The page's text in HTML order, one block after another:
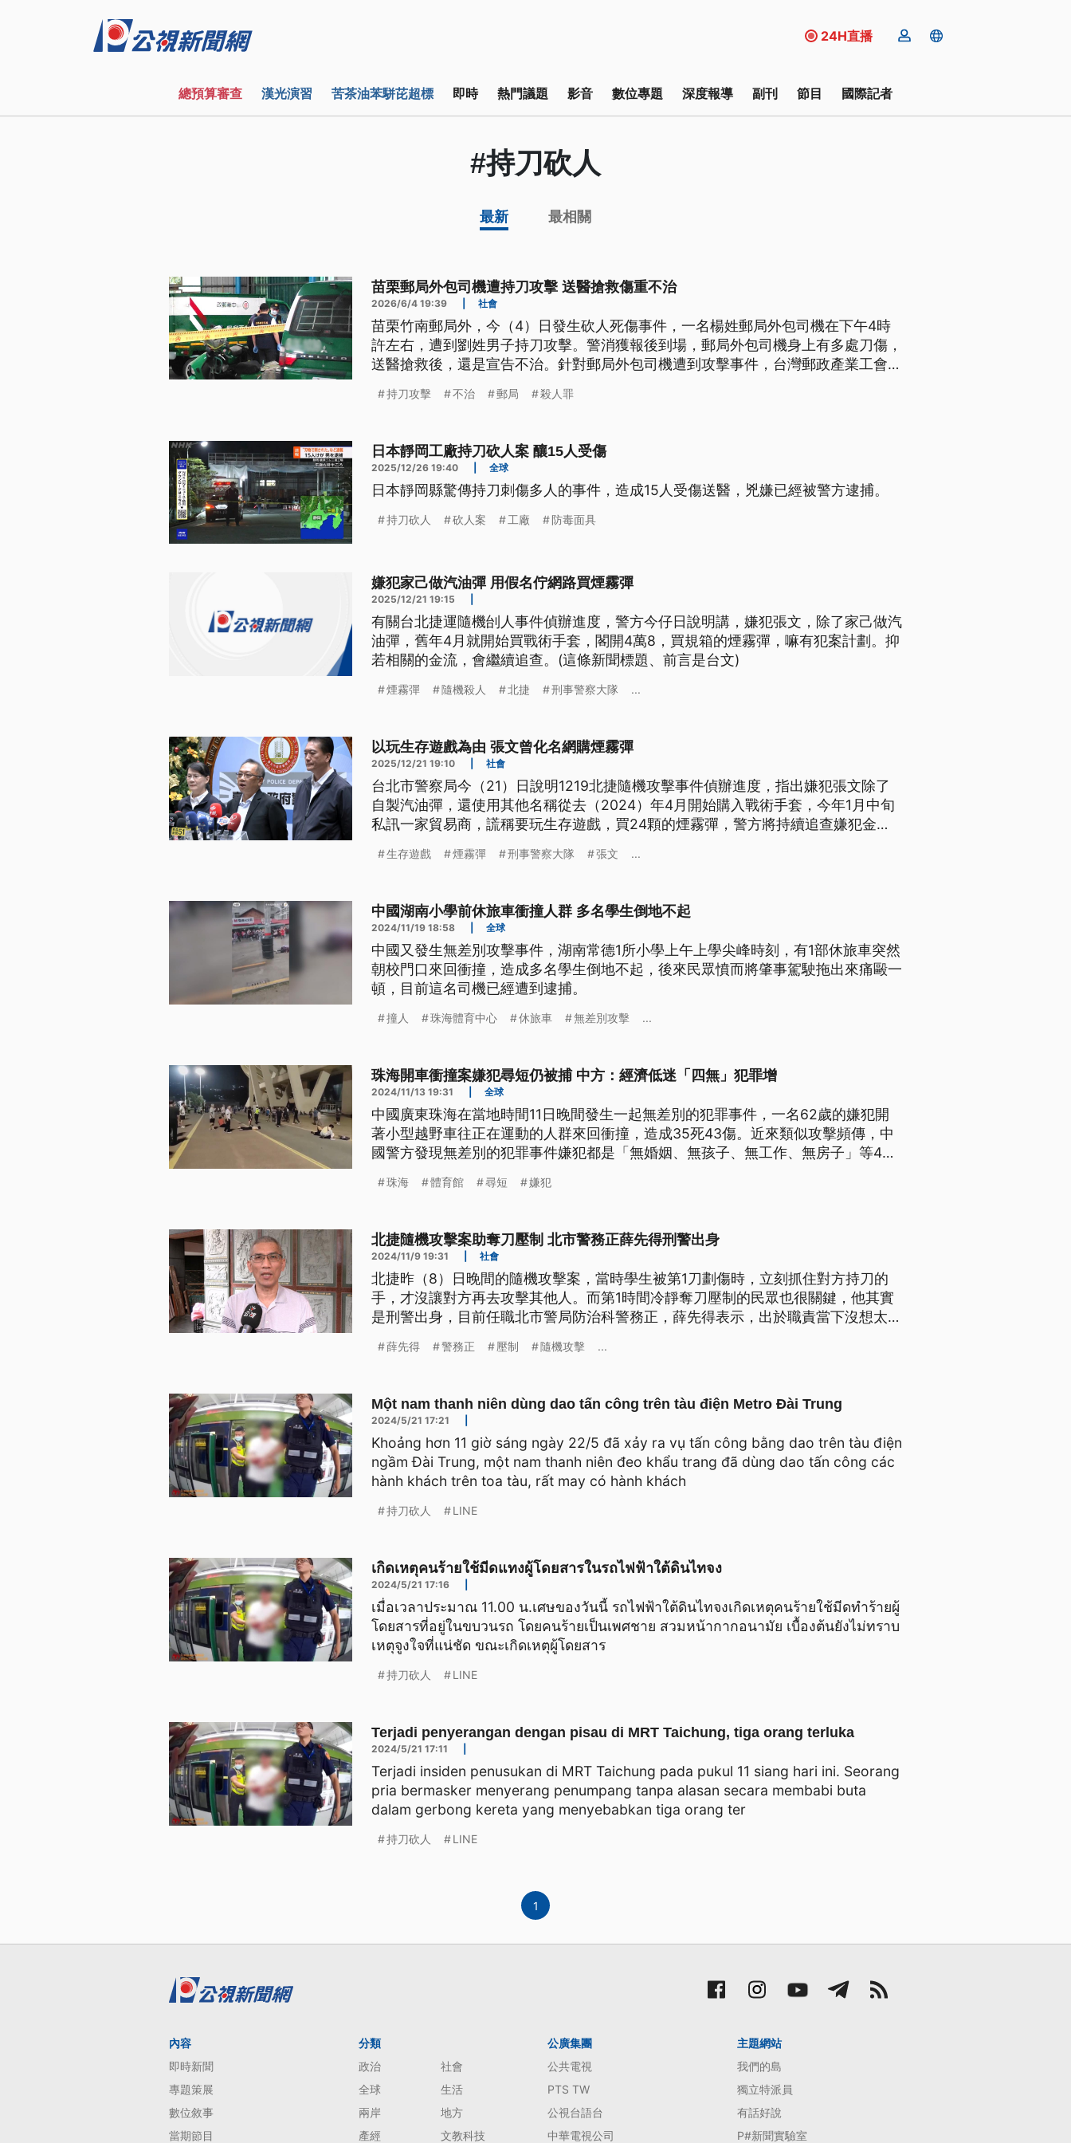
24H直播
總預算審查 漢光演習 苦茶油苯駢芘超標 即時 熱門議題 影音 數位專題 深度報導 副刊 節目 國際記者
#持刀砍人
最新 最相關
苗栗郵局外包司機遭持刀攻擊 送醫搶救傷重不治
2026/6/4 19:39 社會
苗栗竹南郵局外，今（4）日發生砍人死傷事件，一名楊姓郵局外包司機在下午4時
許左右，遭到劉姓男子持刀攻擊。警消獲報後到場，郵局外包司機身上有多處刀傷，
送醫搶救後，還是宣告不治。針對郵局外包司機遭到攻擊事件，台灣郵政產業工會則
持刀攻擊 不治 郵局 殺人罪
日本靜岡工廠持刀砍人案 釀15人受傷
2025/12/26 19:40 全球
日本靜岡縣驚傳持刀刺傷多人的事件，造成15人受傷送醫，兇嫌已經被警方逮捕。
持刀砍人 砍人案 工廠 防毒面具
嫌犯家己做汽油彈 用假名佇網路買煙霧彈
2025/12/21 19:15
有關台北捷運隨機刣人事件偵辦進度，警方今仔日說明講，嫌犯張文，除了家己做汽
油彈，舊年4月就開始買戰術手套，閣開4萬8，買規箱的煙霧彈，嘛有犯案計劃。抑
若相關的金流，會繼續追查。(這條新聞標題、前言是台文)
煙霧彈 隨機殺人 北捷 刑事警察大隊 ...
以玩生存遊戲為由 張文曾化名網購煙霧彈
2025/12/21 19:10 社會
台北市警察局今（21）日說明1219北捷隨機攻擊事件偵辦進度，指出嫌犯張文除了
自製汽油彈，還使用其他名稱從去（2024）年4月開始購入戰術手套，今年1月中旬
私訊一家貿易商，謊稱要玩生存遊戲，買24顆的煙霧彈，警方將持續追查嫌犯金
生存遊戲 煙霧彈 刑事警察大隊 張文 ...
中國湖南小學前休旅車衝撞人群 多名學生倒地不起
2024/11/19 18:58 全球
中國又發生無差別攻擊事件，湖南常德1所小學上午上學尖峰時刻，有1部休旅車突然
朝校門口來回衝撞，造成多名學生倒地不起，後來民眾憤而將肇事駕駛拖出來痛毆一
頓，目前這名司機已經遭到逮捕。
撞人 珠海體育中心 休旅車 無差別攻擊 ...
珠海開車衝撞案嫌犯尋短仍被捕 中方：經濟低迷「四無」犯罪增
2024/11/13 19:31 全球
中國廣東珠海在當地時間11日晚間發生一起無差別的犯罪事件，一名62歲的嫌犯開
著小型越野車往正在運動的人群來回衝撞，造成35死43傷。近來類似攻擊頻傳，中
國警方發現無差別的犯罪事件嫌犯都是「無婚姻、無孩子、無工作、無房子」等4無
珠海 體育館 尋短 嫌犯
北捷隨機攻擊案助奪刀壓制 北市警務正薛先得刑警出身
2024/11/9 19:31 社會
北捷昨（8）日晚間的隨機攻擊案，當時學生被第1刀劃傷時，立刻抓住對方持刀的
手，才沒讓對方再去攻擊其他人。而第1時間冷靜奪刀壓制的民眾也很關鍵，他其實
是刑警出身，目前任職北市警局防治科警務正，薛先得表示，出於職責當下沒想太
薛先得 警務正 壓制 隨機攻擊 ...
Một nam thanh niên dùng dao tấn công trên tàu điện Metro Đài Trung
2024/5/21 17:21
Khoảng hơn 11 giờ sáng ngày 22/5 đã xảy ra vụ tấn công bằng dao trên tàu điện
ngầm Đài Trung, một nam thanh niên đeo khẩu trang đã dùng dao tấn công các
hành khách trên toa tàu, rất may có hành khách
持刀砍人 LINE
เกิดเหตุคนร้ายใช้มีดแทงผู้โดยสารในรถไฟฟ้าใต้ดินไทจง
2024/5/21 17:16
เมื่อเวลาประมาณ 11.00 น.เศษของวันนี้ รถไฟฟ้าใต้ดินไทจงเกิดเหตุคนร้ายใช้มีดทำร้ายผู้
โดยสารที่อยู่ในขบวนรถ โดยคนร้ายเป็นเพศชาย สวมหน้ากากอนามัย เบื้องต้นยังไม่ทราบ
เหตุจูงใจที่แน่ชัด ขณะเกิดเหตุผู้โดยสาร
持刀砍人 LINE
Terjadi penyerangan dengan pisau di MRT Taichung, tiga orang terluka
2024/5/21 17:11
Terjadi insiden penusukan di MRT Taichung pada pukul 11 siang hari ini. Seorang
pria bermasker menyerang penumpang tanpa alasan secara membabi buta
dalam gerbong kereta yang menyebabkan tiga orang ter
持刀砍人 LINE
1
內容
即時新聞
專題策展
數位敘事
當期節目
分類
政治
社會
全球
生活
兩岸
地方
產經
文教科技
公廣集團
公共電視
PTS TW
公視台語台
中華電視公司
主題網站
我們的島
獨立特派員
有話好說
P#新聞實驗室